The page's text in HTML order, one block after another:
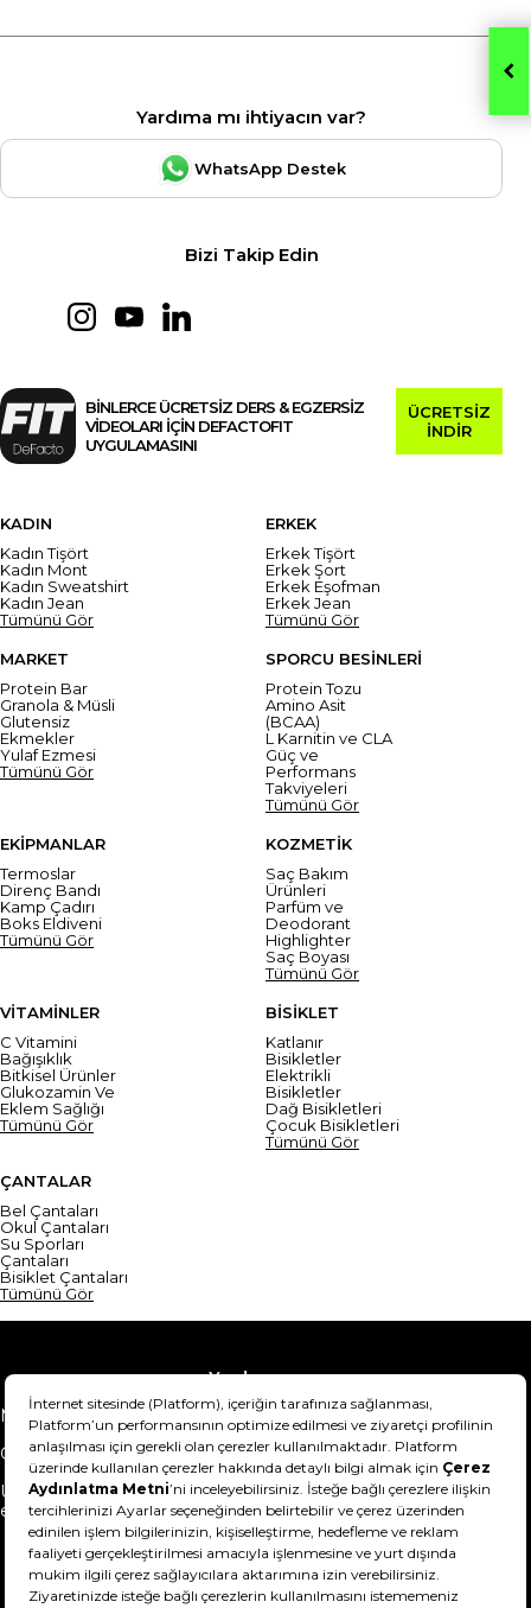
Yardıma mı ihtiyacın var?
WhatsApp Destek
Bizi Takip Edin
BİNLERCE ÜCRETSİZ DERS & EGZERSİZ
VİDEOLARI İÇİN DEFACTOFIT
UYGULAMASINI
ÜCRETSİZ
İNDİR
KADIN
Kadın Tişört
Kadın Mont
Kadın Sweatshirt
Kadın Jean
Tümünü Gör
ERKEK
Erkek Tişört
Erkek Şort
Erkek Eşofman
Erkek Jean
Tümünü Gör
MARKET
Protein Bar
Granola & Müsli
Glutensiz
Ekmekler
Yulaf Ezmesi
Tümünü Gör
SPORCU BESİNLERİ
Protein Tozu
Amino Asit
(BCAA)
L Karnitin ve CLA
Güç ve
Performans
Takviyeleri
Tümünü Gör
EKİPMANLAR
Termoslar
Direnç Bandı
Kamp Çadırı
Boks Eldiveni
Tümünü Gör
KOZMETİK
Saç Bakım
Ürünleri
Parfüm ve
Deodorant
Highlighter
Saç Boyası
Tümünü Gör
VİTAMİNLER
C Vitamini
Bağışıklık
Bitkisel Ürünler
Glukozamin Ve
Eklem Sağlığı
Tümünü Gör
BİSİKLET
Katlanır
Bisikletler
Elektrikli
Bisikletler
Dağ Bisikletleri
Çocuk Bisikletleri
Tümünü Gör
ÇANTALAR
Bel Çantaları
Okul Çantaları
Su Sporları
Çantaları
Bisiklet Çantaları
Tümünü Gör
Yardım
Mesafeli Satış Sözleşmesi
Teslimat Bilgisi
Gizlilik Sözleşmesi
Şartlar & Koşullar
Ürünümü nasıl iade
edebilirim?
Hakkımızda